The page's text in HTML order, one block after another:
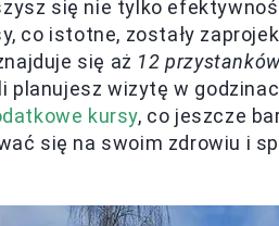
się nie tylko
co istotne, zostały
się aż 12
planujesz wizytę w
kursy, co jeszcze
się na swoim zdrowiu i